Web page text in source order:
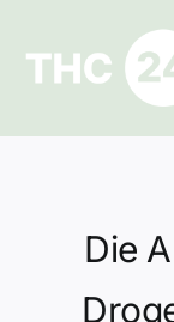
springen
Ratgeber
Datenschutz
Die